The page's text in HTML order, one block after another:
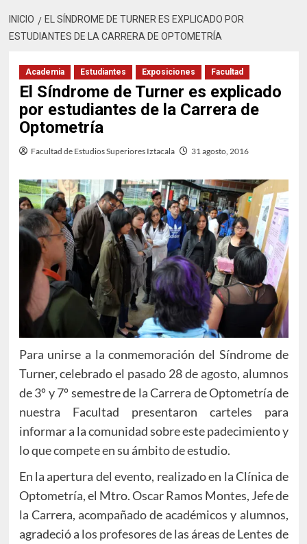
INICIO
EL SÍNDROME DE TURNER ES EXPLICADO POR
ESTUDIANTES DE LA CARRERA DE OPTOMETRÍA
Academia Estudiantes Exposiciones Facultad
El Síndrome de Turner es explicado
por estudiantes de la Carrera de
Optometría
Facultad de Estudios Superiores Iztacala 31 agosto, 2016
Para unirse a la conmemoración del Síndrome de
Turner, celebrado el pasado 28 de agosto, alumnos
de 3º y 7º semestre de la Carrera de Optometría de
nuestra Facultad presentaron carteles para
informar a la comunidad sobre este padecimiento y
lo que compete en su ámbito de estudio.
En la apertura del evento, realizado en la Clínica de
Optometría, el Mtro. Oscar Ramos Montes, Jefe de
la Carrera, acompañado de académicos y alumnos,
agradeció a los profesores de las áreas de Lentes de